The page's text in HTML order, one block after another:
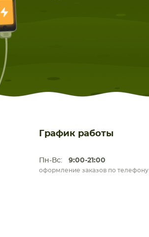
График работы
Пн-Вс: 9:00-21:00
оформление заказов по телефону